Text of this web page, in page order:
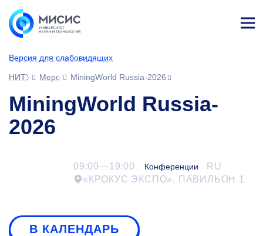
Версия для слабовидящих
НИТУ МИСИСМероприятияMiningWorld Russia-2026
MiningWorld Russia-
2026
09:00—19:00 Конференции
RU
«КРОКУС ЭКСПО», ПАВИЛЬОН 1
В КАЛЕНДАРЬ